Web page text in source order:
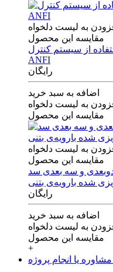
به لیست دلخواه
مقایسه این محصول
از سيستم كنترل
ANFI
رایگان
اضافه به سبد خرید
به لیست دلخواه
مقایسه این محصول
به لیست دلخواه
مقایسه این محصول
دوبعدی‌ و‌ سه بعدی‌ سد
رایگان
اضافه به سبد خرید
به لیست دلخواه
مقایسه این محصول
+
یا انجام پروژه